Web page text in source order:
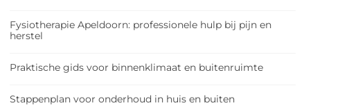
Fysiotherapie Apeldoorn: professionele hulp bij pijn en
herstel
Praktische gids voor binnenklimaat en buitenruimte
Stappenplan voor onderhoud in huis en buiten